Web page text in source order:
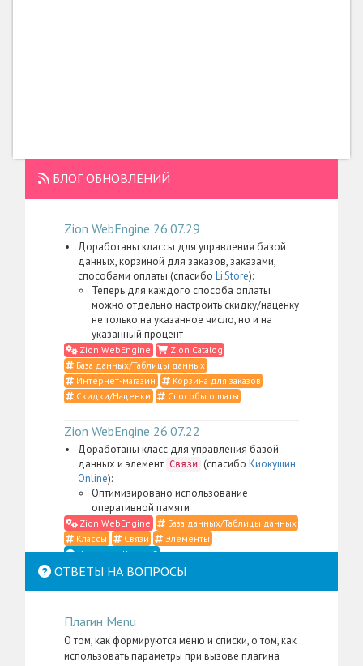
БЛОГ ОБНОВЛЕНИЙ
Zion WebEngine 26.07.29
Доработаны классы для управления базой
данных, корзиной для заказов, заказами,
способами оплаты (спасибо Li:Store):
Теперь для каждого способа оплаты
можно отдельно настроить скидку/наценку
не только на указанное число, но и на
указанный процент
Zion WebEngine
Zion Catalog
База данных/Таблицы данных
Интернет-магазин
Корзина для заказов
Скидки/Наценки
Способы оплаты
Zion WebEngine 26.07.22
Доработаны класс для управления базой
данных и элемент Связи (спасибо Киокушин
Online):
Оптимизировано использование
оперативной памяти
Zion WebEngine
База данных/Таблицы данных
Классы
Связи
Элементы
Что такое Классы?
Zion WebEngine 26.07.21
контентом, элемент
меню администратора для пакета Zion
, а также административные
ОТВЕТЫ НА ВОПРОСЫ
Плагин Menu
О том, как формируются меню и списки, о том, как
использовать параметры при вызове плагина